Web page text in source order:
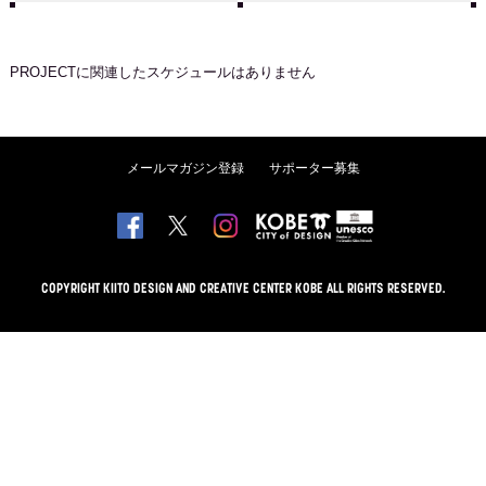
PROJECTに関連したスケジュールはありません
メールマガジン登録 サポーター募集
COPYRIGHT KIITO DESIGN AND CREATIVE CENTER KOBE ALL RIGHTS RESERVED.